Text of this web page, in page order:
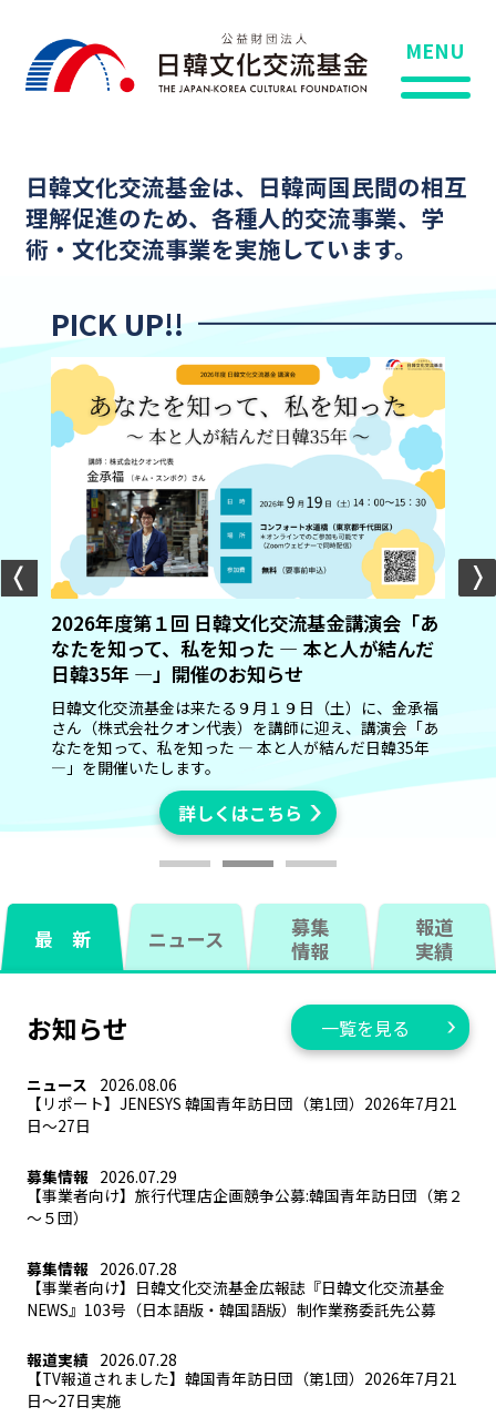
MENU
日韓文化交流基金は、日韓両国民間の相互
理解促進のため、 各種人的交流事業、学
術・文化交流事業を実施しています。
詳しくはこちら
詳しくはこちら
PICK UP!!
2026年度第１回 日韓文化交流基金講演会「あ
なたを知って、私を知った ― 本と人が結んだ
日韓35年 ―」開催のお知らせ
日韓文化交流基金は来たる９月１９日（土）に、金承福
さん（株式会社クオン代表）を講師に迎え、講演会「あ
なたを知って、私を知った ― 本と人が結んだ日韓35年
―」を開催いたします。
詳しくはこちら
詳しくはこちら
詳しくはこちら
最 新 ニュース
募集
情報
報道
実績
お知らせ 一覧を見る
ニュース
2026.08.06
【リポート】JENESYS 韓国青年訪日団（第1団）2026年7月21
日～27日
募集情報 2026.07.29
【事業者向け】旅行代理店企画競争公募:韓国青年訪日団（第２
～５団）
募集情報 2026.07.28
【事業者向け】日韓文化交流基金広報誌『日韓文化交流基金
NEWS』103号（日本語版・韓国語版）制作業務委託先公募
報道実績 2026.07.28
【TV報道されました】韓国青年訪日団（第1団）2026年7月21
日～27日実施